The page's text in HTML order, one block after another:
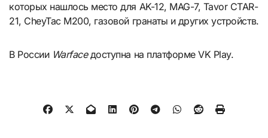
которых нашлось место для AK-12, MAG-7, Tavor CTAR-
21, CheyTac M200, газовой гранаты и других устройств.
В России Warfaceдоступна на платформе VK Play.